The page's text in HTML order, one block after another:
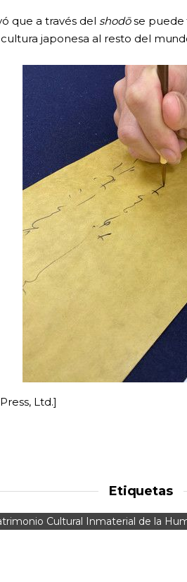
que a través del shodōse puede
japonesa al resto del
Ltd.]
Etiquetas
Cultural Inmaterial de la